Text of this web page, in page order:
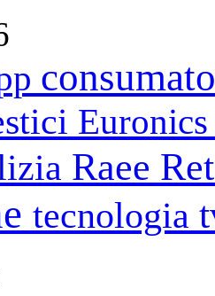
Raee
tecnologia